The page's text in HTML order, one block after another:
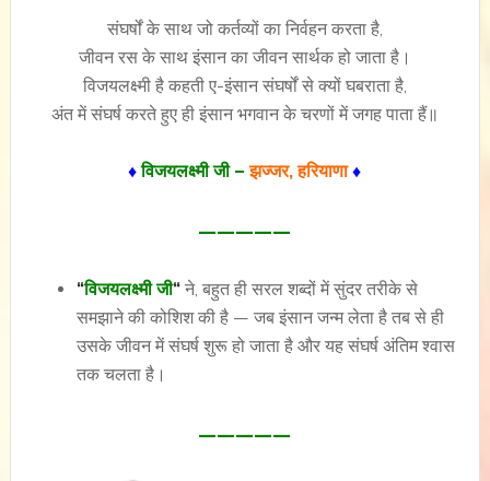
संघर्षों के साथ जो कर्तव्यों का निर्वहन करता है,
जीवन रस के साथ इंसान का जीवन सार्थक हो जाता है।
विजयलक्ष्मी है कहती ए-इंसान संघर्षों से क्यों घबराता है,
अंत में संघर्ष करते हुए ही इंसान भगवान के चरणों में जगह पाता हैं॥
♦विजयलक्ष्मी जी –झज्जर, हरियाणा ♦
—————
“विजयलक्ष्मी जी“ने, बहुत ही सरल शब्दों में सुंदर तरीके से
समझाने की कोशिश की है — जब इंसान जन्म लेता है तब से ही
उसके जीवन में संघर्ष शुरू हो जाता है और यह संघर्ष अंतिम श्वास
तक चलता है।
—————